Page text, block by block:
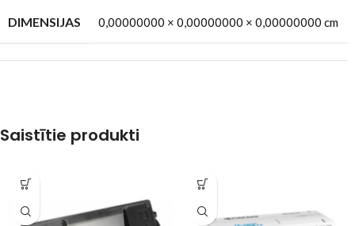
DIMENSIJAS 0,00000000 × 0,00000000 × 0,00000000 cm
Saistītie produkti